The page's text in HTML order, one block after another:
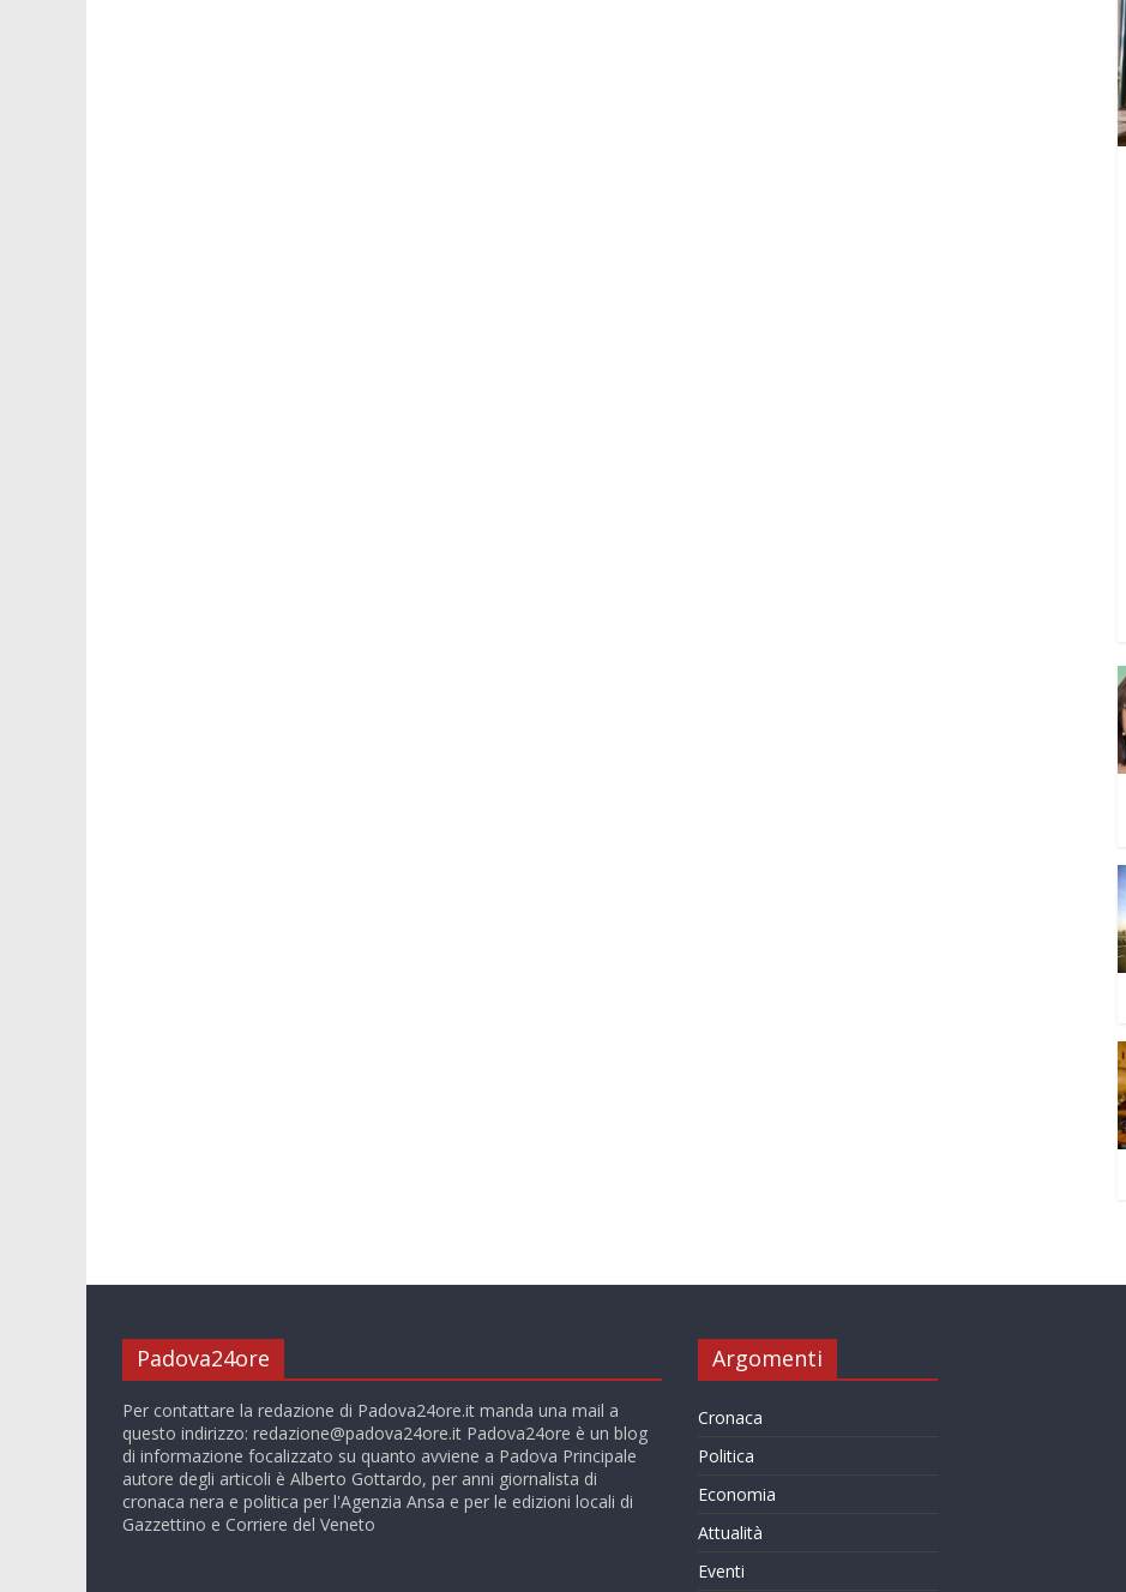
Padova24ore
Per contattare la redazione di Padova24ore.it manda una mail a
questo indirizzo: redazione@padova24ore.it Padova24ore è un blog
di informazione focalizzato su quanto avviene a Padova Principale
autore degli articoli è Alberto Gottardo, per anni giornalista di
cronaca nera e politica per l'Agenzia Ansa e per le edizioni locali di
Gazzettino e Corriere del Veneto
Argomenti
Cronaca
Politica
Economia
Attualità
Eventi